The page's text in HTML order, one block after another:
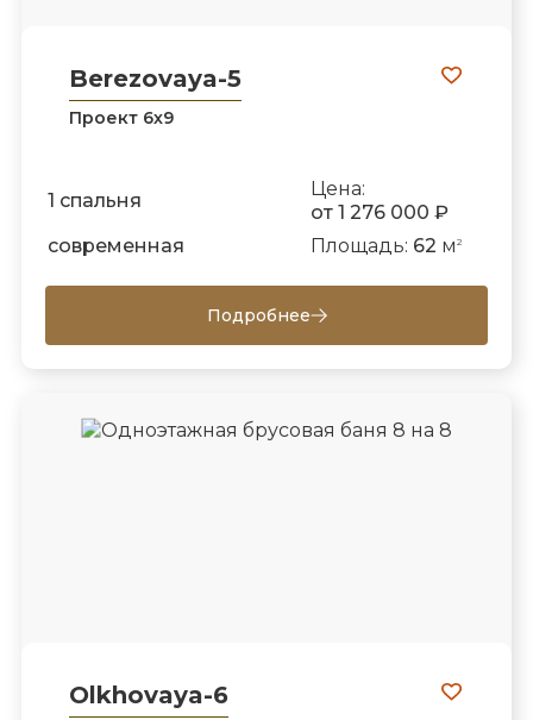
Berezovaya-5
Проект 6х9
1 спальня
Цена:
от 1 276 000 ₽
современная
Площадь: 62 м 2
Подробнее
Olkhovaya-6